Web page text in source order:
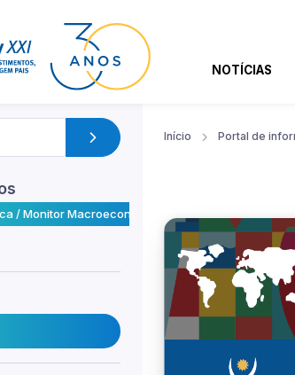
NOTÍCIAS
/ Monitor Macroeconômico
Início Portal de